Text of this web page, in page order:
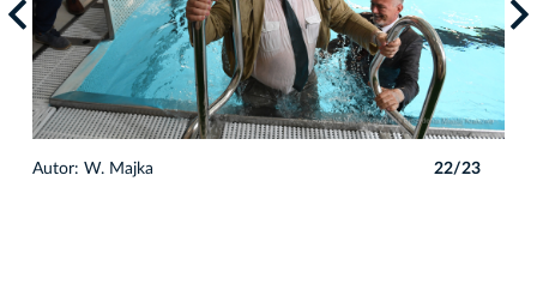
Autor: W. Majka 22/23